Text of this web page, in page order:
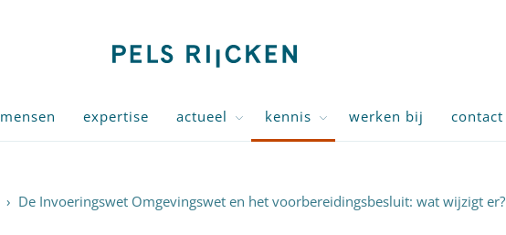
mensen expertise actueel kennis werken bij contact
› De Invoeringswet Omgevingswet en het voorbereidingsbesluit: wat wijzigt er?